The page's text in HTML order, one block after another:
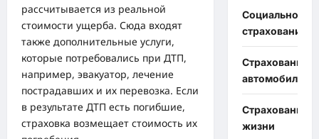
рассчитывается из реальной
стоимости ущерба. Сюда входят
также дополнительные услуги,
которые потребовались при ДТП,
например, эвакуатор, лечение
пострадавших и их перевозка. Если
в результате ДТП есть погибшие,
страховка возмещает стоимость их
Социальное
страхование
Страхование
автомобиля
Страхование
жизни